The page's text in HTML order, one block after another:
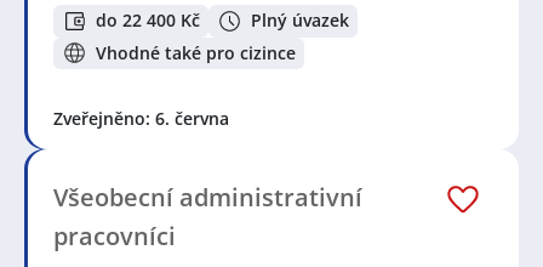
do 22 400 Kč
Plný úvazek
Vhodné také pro cizince
Zveřejněno: 6. června
Všeobecní administrativní
pracovníci